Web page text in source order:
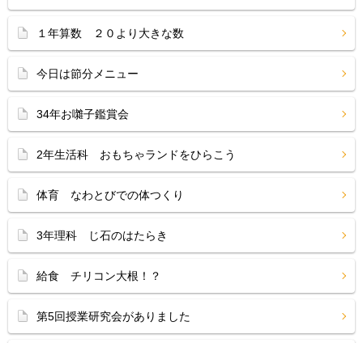
１年算数 ２０より大きな数
今日は節分メニュー
34年お囃子鑑賞会
2年生活科 おもちゃランドをひらこう
体育 なわとびでの体つくり
3年理科 じ石のはたらき
給食 チリコン大根！？
第5回授業研究会がありました